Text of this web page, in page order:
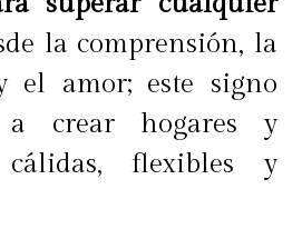
Júpiter abre las
hacia una nueva
condiciona
libertades para
agudiza la
la comprensión, la
el amor; este signo
crear hogares y
cálidas, flexibles y